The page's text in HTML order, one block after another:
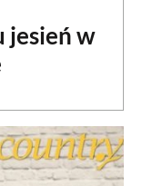
jesień w